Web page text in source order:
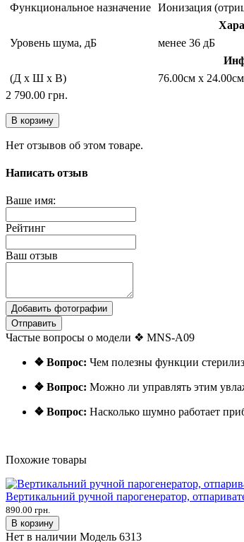
Функциональное назначение Ионизация
Уровень шума, дБ
менее 36 дБ
(Д x Ш x В)
76.00см x
2 790.00 грн.
В корзину
Нет отзывов об этом товаре.
Написать отзыв
Ваше имя:
Рейтинг
Ваш отзыв
Добавить фотографии
Отправить
Частые вопросы о модели ❖ MNS-A09
❖ Вопрос: Чем полезны функции
❖ Вопрос: Можно ли управлять этим
❖ Вопрос: Насколько шумно работает
Похожие товары
Вертикальний ручной парогенератор,
890.00 грн.
В корзину
Нет в наличии Модель 6313